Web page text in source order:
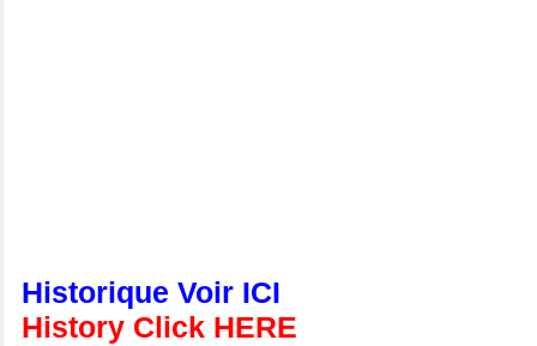
Historique Voir ICI
History Click HERE